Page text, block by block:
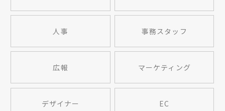
人事 事務スタッフ
広報 マーケティング
デザイナー EC